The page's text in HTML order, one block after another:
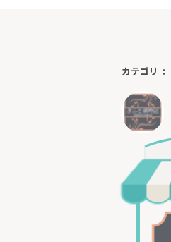
カテゴリ